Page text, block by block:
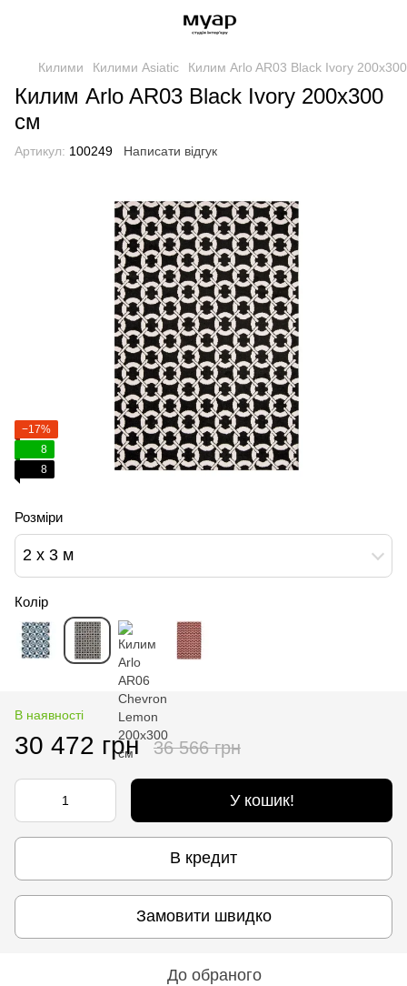
Килими Килими Asiatic Килим Arlo AR03 Black Ivory
Килим Arlo AR03 Black Ivory 200x300
см
Артикул: 100249 Написати відгук
−17%
8
8
Розміри
2 x 3 м
Колір
В наявності
30 472 грн 36 566 грн
У кошик!
В кредит
Замовити швидко
До обраного